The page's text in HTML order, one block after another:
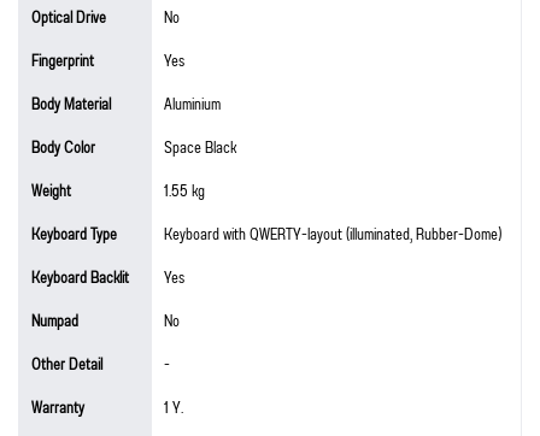
Optical Drive
No
Fingerprint
Yes
Body Material
Aluminium
Body Color
Space Black
Weight
1.55 kg
Keyboard Type
Keyboard with QWERTY-layout (illuminated, Rubber-Dome)
Keyboard Backlit
Yes
Numpad
No
Other Detail
-
Warranty
1 Y.